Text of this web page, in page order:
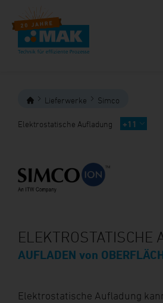
Lieferwerke Simco
Elektrostatische Aufladung +11
ELEKTROSTATISCHE
AUFLADEN von
Elektrostatische Aufladung